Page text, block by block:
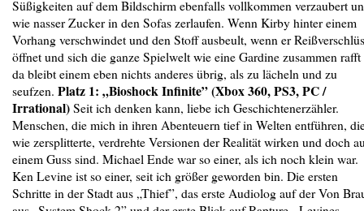
Süßigkeiten auf dem Bildschirm ebenfalls vollkommen verzaubert
wie nasser Zucker in den Sofas zerlaufen. Wenn Kirby hinter einem
Vorhang verschwindet und den Stoff ausbeult, wenn er
öffnet und sich die ganze Spielwelt wie eine Gardine zusammen rafft
da bleibt einem eben nichts anderes übrig, als zu lächeln und zu
seufzen. Platz 1: „Bioshock Infinite” (Xbox 360, PS3, PC /
Irrational)Seit ich denken kann, liebe ich Geschichtenerzähler.
Menschen, die mich in ihren Abenteuern tief in Welten entführen,
wie zersplitterte, verdrehte Versionen der Realität wirken und doch
einem Guss sind. Michael Ende war so einer, als ich noch klein war.
Ken Levine ist so einer, seit ich größer geworden bin. Die ersten
Schritte in der Stadt aus „Thief”, das erste Audiolog auf der Von